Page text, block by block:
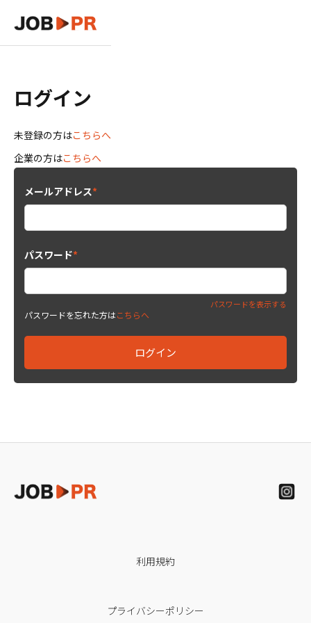
ログイン
未登録の方はこちらへ
企業の方はこちらへ
メールアドレス*
パスワード*
パスワードを表示する
パスワードを忘れた方はこちらへ
利用規約
プライバシーポリシー